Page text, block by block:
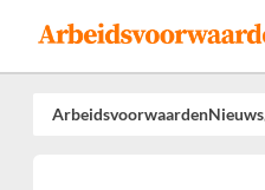
ArbeidsvoorwaardenNieuws